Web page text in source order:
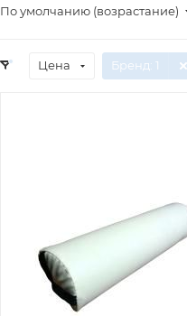
По умолчанию (возрастание)
Цена Бренд : 1